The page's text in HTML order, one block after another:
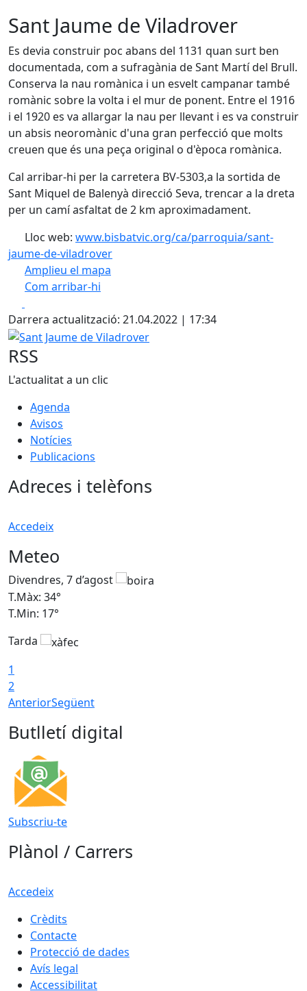
Sant Jaume de Viladrover
Es devia construir poc abans del 1131 quan surt ben
documentada, com a sufragània de Sant Martí del Brull.
Conserva la nau romànica i un esvelt campanar també
romànic sobre la volta i el mur de ponent. Entre el 1916
i el 1920 es va allargar la nau per llevant i es va construir
un absis neoromànic d'una gran perfecció que molts
creuen que és una peça original o d'època romànica.
Cal arribar-hi per la carretera BV-5303,a la sortida de
Sant Miquel de Balenyà direcció Seva, trencar a la dreta
per un camí asfaltat de 2 km aproximadament.
Lloc web: www.bisbatvic.org/ca/parroquia/sant-
jaume-de-viladrover
Amplieu el mapa
Com arribar-hi
+
−
Darrera actualització: 21.04.2022 | 17:34
Sant Jaume de Viladrover
RSS
L'actualitat a un clic
Agenda
Avisos
Notícies
Publicacions
Adreces i telèfons
Accedeix
Meteo
Divendres, 7 d’agost
T.Màx: 34°
T.Min: 17°
Tarda
1
2
AnteriorSegüent
Butlletí digital
Subscriu-te
Plànol / Carrers
Accedeix
Crèdits
Contacte
Protecció de dades
Avís legal
Accessibilitat